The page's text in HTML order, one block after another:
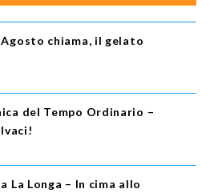
Agosto chiama, il gelato
del Tempo Ordinario –
La Longa – In cima allo